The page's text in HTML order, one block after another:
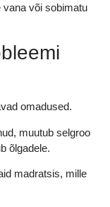
vana või sobimatu
omadused.
muutub selgroo
õlgadele.
madratsis, mille